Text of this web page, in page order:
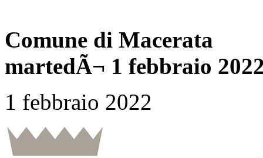
Comune di Macerata
martedÃ¬ 1 febbraio
1 febbraio 2022